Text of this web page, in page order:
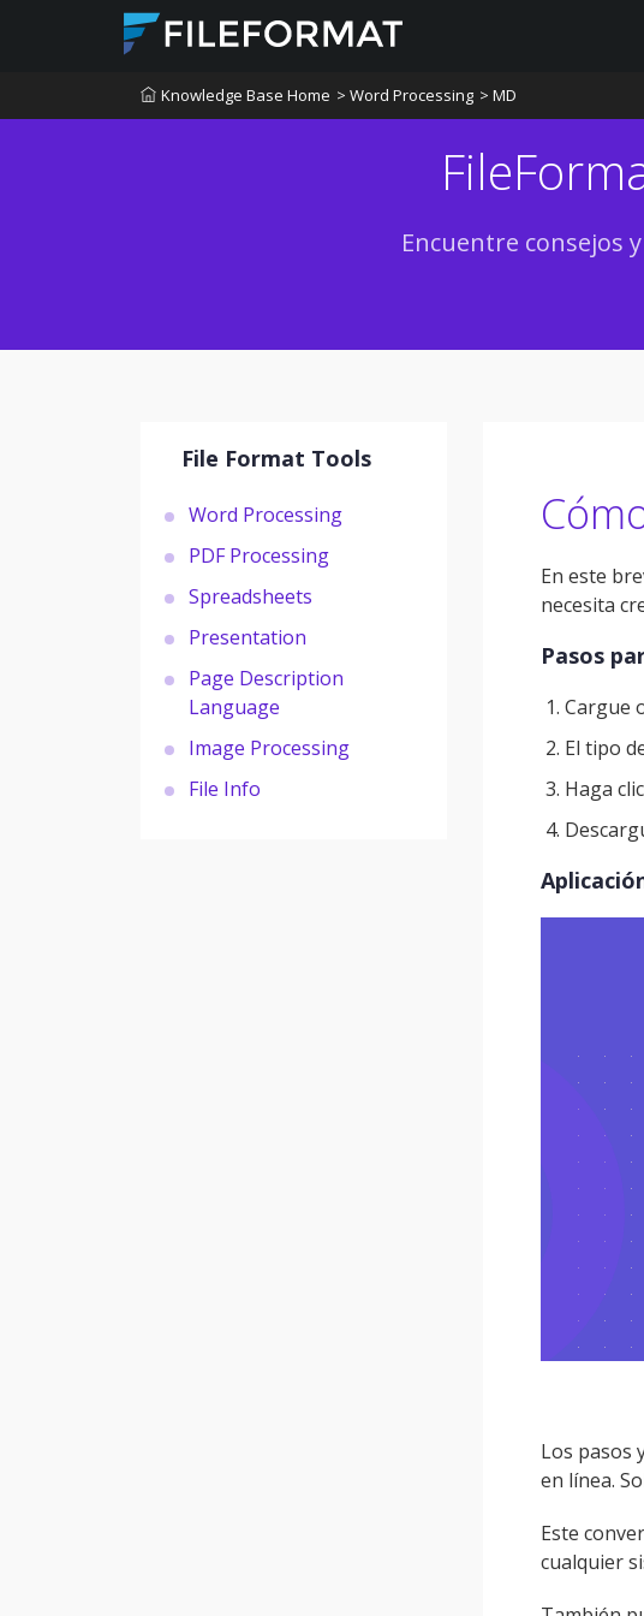
Knowledge Base Home > Word Processing > MD
Encuentre consejos
File Format Tools
Word Processing
PDF Processing
Spreadsheets
Presentation
Page Description
Language
Image Processing
File Info
En este
necesita
Pasos
Cargue
El tipo
Haga
Los pasos
en línea.
Este
cualquier